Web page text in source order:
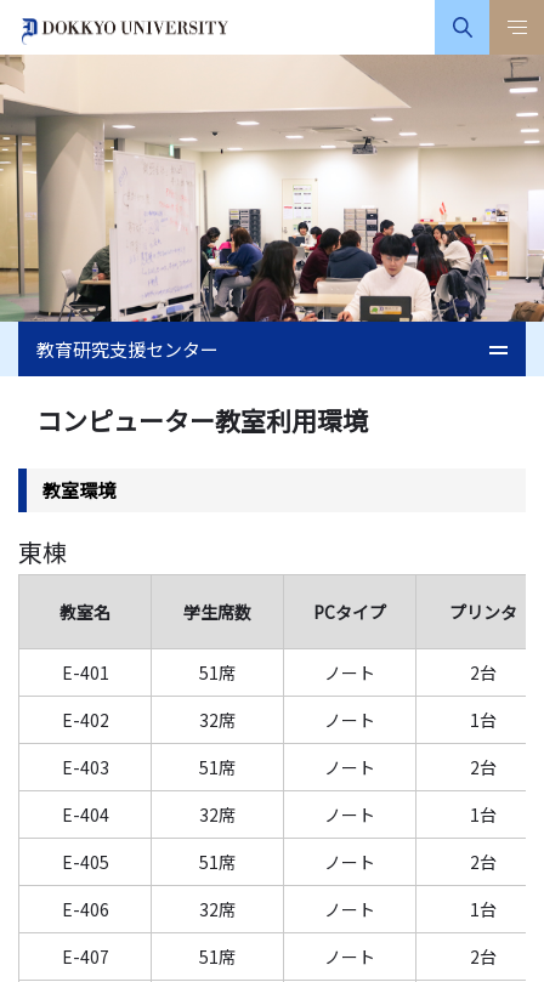
教育研究支援センター
コンピューター教室利用環境
教室環境
東棟
教室名 学生席数 PCタイプ プリンタ
E-401 51席 ノート
2台
E-402
32席 ノート
1台
E-403
51席 ノート
2台
E-404
32席 ノート
1台
E-405
51席 ノート
2台
E-406
32席 ノート
1台
E-407
51席 ノート
2台